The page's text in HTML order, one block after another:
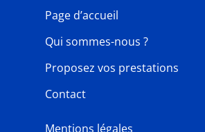
Page d’accueil
Qui sommes-nous ?
Proposez vos prestations
Contact
Mentions légales